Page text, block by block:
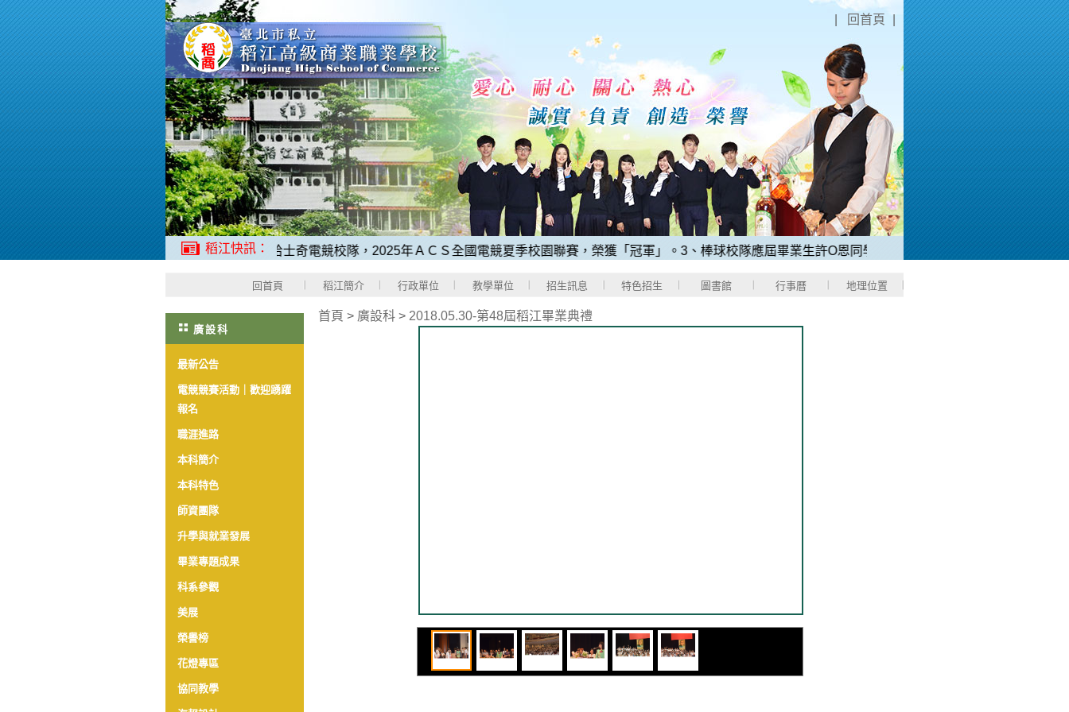
回首頁
稻江快訊：
測驗「N1中考取滿分180分」。2、稻江哈士奇電競校隊，2025年ＡＣＳ全國電競夏季校園聯賽，榮獲「冠軍」。3、棒球校隊應屆畢業生許O恩同學，榮獲2025中華職棒選秀，入選「台
回首頁 稻江簡介 行政單位 教學單位 招生訊息 特色招生 圖書館 行事曆 地理位置
廣設科
最新公告
電競競賽活動｜歡迎踴躍
報名
職涯進路
本科簡介
本科特色
師資團隊
升學與就業發展
畢業專題成果
科系參觀
美展
榮譽榜
花燈專區
協同教學
首頁 > 廣設科 > 2018.05.30-第48屆稻江畢業典禮